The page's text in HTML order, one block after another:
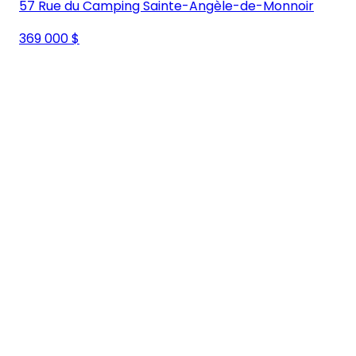
57 Rue du Camping Sainte-Angèle-de-Monnoir
369 000 $